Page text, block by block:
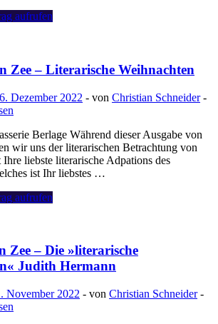
aufrufen
Zee – Literarische Weihnachten
Dezember 2022 - von Christian Schneider-
Berlage Während dieser Ausgabe von
wir uns der literarischen Betrachtung von
liebste literarische Adpations des
ist Ihr liebstes …
aufrufen
Zee – Die »literarische
Judith Hermann
November 2022 - von Christian Schneider-